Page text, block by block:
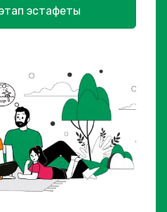
эстафеты